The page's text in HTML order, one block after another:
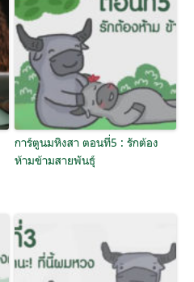
การ์ตูนมหิงสา ตอนที่5 : รักต้อง
ห้ามข้ามสายพันธุ์